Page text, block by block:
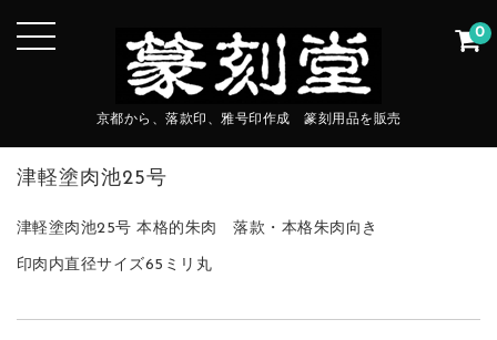
京都から、落款印、雅号印作成 篆刻用品を販売
0
津軽塗肉池25号
津軽塗肉池25号 本格的朱肉 落款・本格朱肉向き
印肉内直径サイズ65ミリ丸